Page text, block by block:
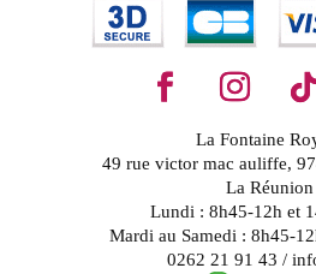
La Fontaine
49 rue victor mac auliffe,
La Réunion
Lundi : 8h45-12h et
Mardi au Samedi : 8h45-
0262 21 91 43 /